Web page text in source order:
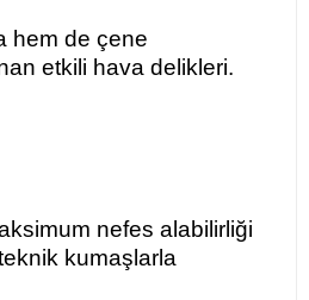
hem de çene
etkili hava delikleri.
nefes alabilirliği
kumaşlarla